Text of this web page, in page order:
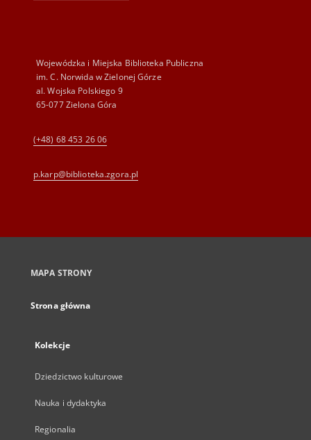
Wojewódzka i Miejska Biblioteka Publiczna
im. C. Norwida w Zielonej Górze
al. Wojska Polskiego 9
65-077 Zielona Góra
(+48) 68 453 26 06
p.karp@biblioteka.zgora.pl
MAPA STRONY
Strona główna
Kolekcje
Dziedzictwo kulturowe
Nauka i dydaktyka
Regionalia